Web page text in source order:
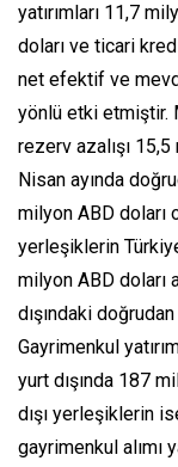
yatırımları 11,7
doları ve ticari
net efektif ve
yönlü etki etmiştir.
rezerv azalışı
Nisan ayında
milyon ABD doları
yerleşiklerin
milyon ABD doları
dışındaki
Gayrimenkul
yurt dışında 187
dışı yerleşiklerin
gayrimenkul alımı